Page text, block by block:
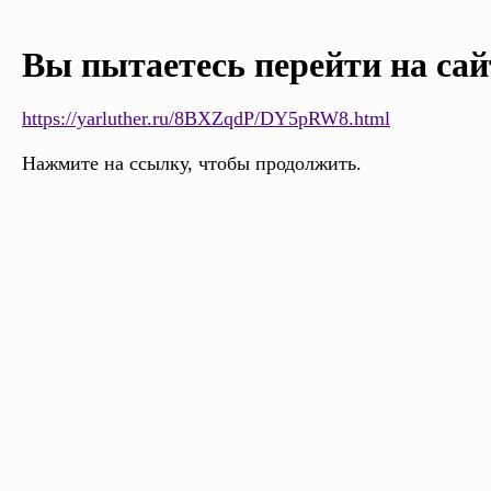
Вы пытаетесь перейти на
https://yarluther.ru/8BXZqdP/DY5pRW8.html
Нажмите на ссылку, чтобы продолжить.